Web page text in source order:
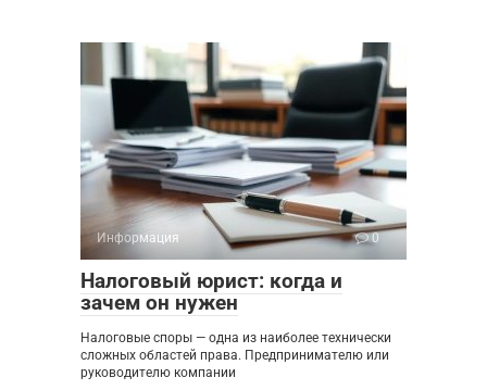
Информация 0
Налоговый юрист: когда и
зачем он нужен
Налоговые споры — одна из наиболее технически
сложных областей права. Предпринимателю или
руководителю компании